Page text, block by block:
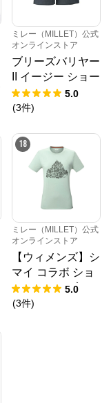
ミレー（MILLET）公式
オンラインストア
ブリーズバリヤー
II イージー ショー
トパンツ
5.0
(3件)
18
ミレー（MILLET）公式
オンラインストア
【ウィメンズ】シ
マイ コラボ ショ
ートスリーブ Tシ
ャツ
5.0
(3件)